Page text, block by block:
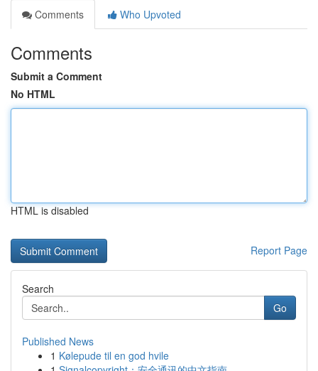
Comments
Who Upvoted
Comments
Submit a Comment
No HTML
HTML is disabled
Report Page
Search
Go
Published News
1 Kølepude til en god hvile